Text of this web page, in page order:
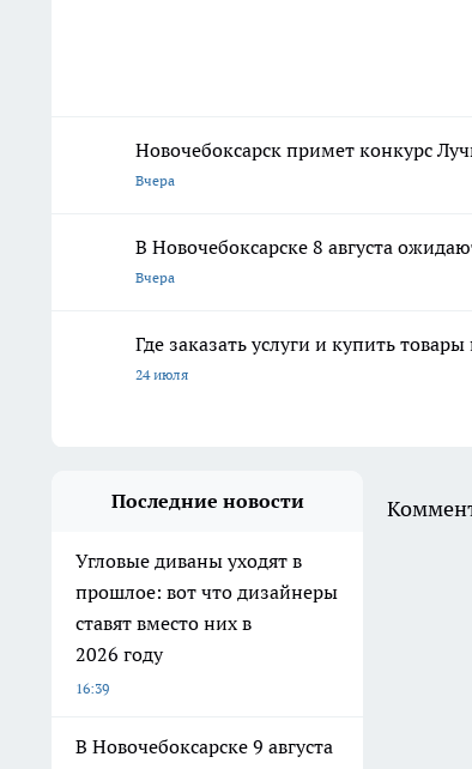
Новочебоксарск примет конкурс
Вчера
В Новочебоксарске 8 августа
Вчера
Где заказать услуги и купить
24 июля
Последние новости
Угловые диваны уходят в
прошлое: вот что дизайнеры
ставят вместо них в
2026 году
16:39
В Новочебоксарске 9 августа